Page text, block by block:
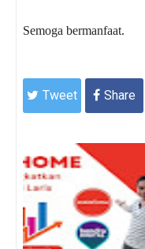
Semoga bermanfaat.
Tweet Share